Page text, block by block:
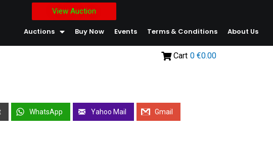
View Auction
Auctions Buy Now Events Terms & Conditions About Us
Cart 0 €0.00
WhatsApp Yahoo Mail Gmail